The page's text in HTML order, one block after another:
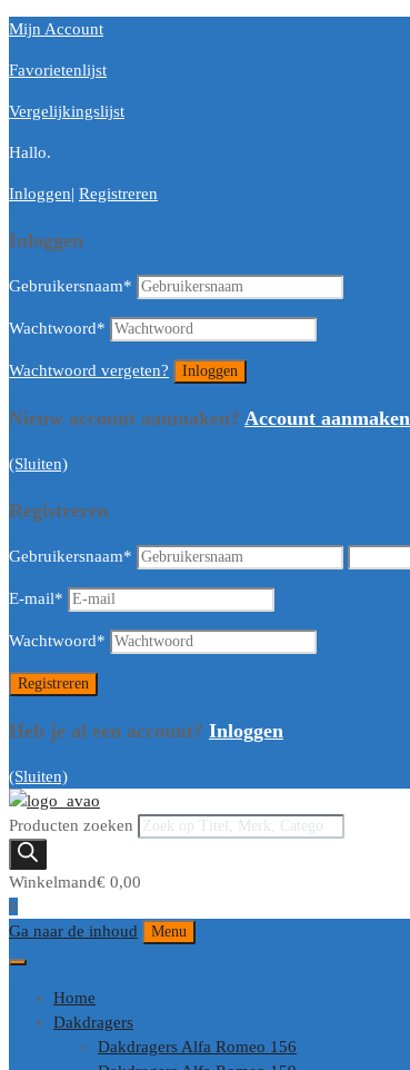
Mijn Account
Favorietenlijst
Vergelijkingslijst
Hallo.
Inloggen| Registreren
Inloggen
Gebruikersnaam*
Wachtwoord*
Wachtwoord vergeten?
Nieuw account aanmaken? Account aanmaken
(Sluiten)
Registreren
Gebruikersnaam*
E-mail*
Wachtwoord*
Heb je al een account? Inloggen
(Sluiten)
Producten zoeken
Winkelmand€ 0,00
0
Ga naar de inhoud
Menu
Home
Dakdragers
Dakdragers Alfa Romeo 156